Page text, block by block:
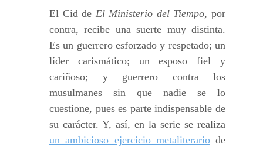
El Cid de El Ministerio del Tiempo, por
contra, recibe una suerte muy distinta.
Es un guerrero esforzado y respetado; un
líder carismático; un esposo fiel y
cariñoso; y guerrero contra los
musulmanes sin que nadie se lo
cuestione, pues es parte indispensable de
su carácter. Y, así, en la serie se realiza
un ambicioso ejercicio metaliterariode